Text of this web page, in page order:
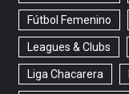
Fútbol Femenino
Leagues & Clubs
Liga Chacarera